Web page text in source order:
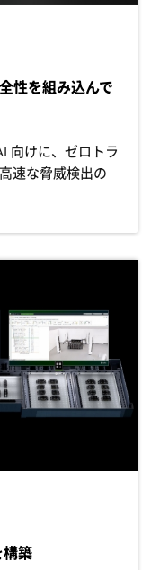
性を組み込んで
向けに、ゼロトラ
速な脅威検出の
構築